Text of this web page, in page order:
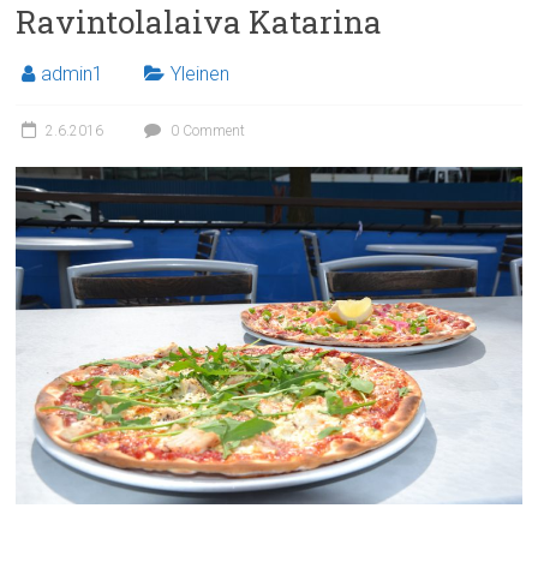
Ravintolalaiva Katarina
admin1 Yleinen
2.6.2016 0 Comment